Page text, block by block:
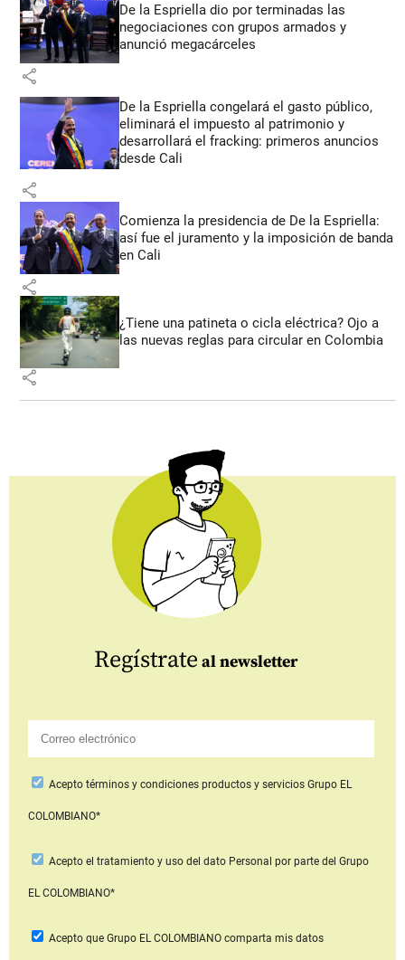
De la Espriella dio por terminadas las
negociaciones con grupos armados y
anunció megacárceles
share
De la Espriella congelará el gasto público,
eliminará el impuesto al patrimonio y
desarrollará el fracking: primeros anuncios
desde Cali
share
Comienza la presidencia de De la Espriella:
así fue el juramento y la imposición de banda
en Cali
share
¿Tiene una patineta o cicla eléctrica? Ojo a
las nuevas reglas para circular en Colombia
share
Regístrate al newsletter
Aceptotérminos y condiciones productos y serviciosGrupo EL
COLOMBIANO*
Acepto el tratamiento y uso del dato Personal por parte del Grupo
EL COLOMBIANO*
Acepto que Grupo EL COLOMBIANOcomparta mis datos